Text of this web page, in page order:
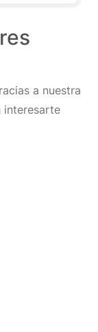
a nuestra
interesarte